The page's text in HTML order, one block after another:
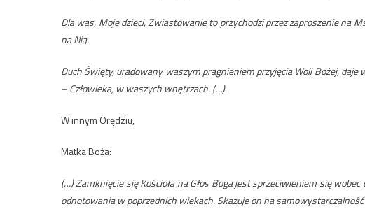
Dla was, Moje dzieci, Zwiastowanie to przychodzi przez zaproszenie na
na Nią.
Duch Święty, uradowany waszym pragnieniem przyjęcia Woli Bożej, daje
– Człowieka, w waszych wnętrzach. (…)
W innym Orędziu,
Matka Boża:
(…) Zamknięcie się Kościoła na Głos Boga jest sprzeciwieniem się
odnotowania w poprzednich wiekach. Skazuje on na